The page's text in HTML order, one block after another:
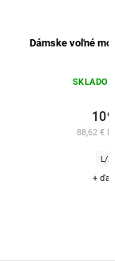
Dámske voľné
SKLADOM
88,62 €
109
L/XL
+